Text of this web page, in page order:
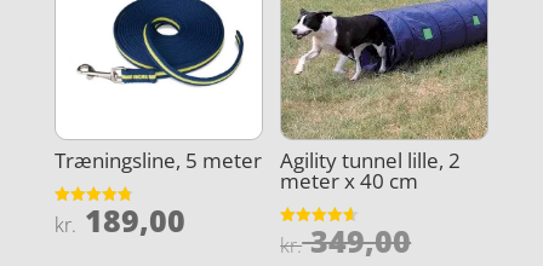
Træningsline, 5 meter
Vurderet
4.8
kr. 189,00
Agility tunnel lille, 2
meter x 40 cm
Vurderet
4.6
kr.349,00Den